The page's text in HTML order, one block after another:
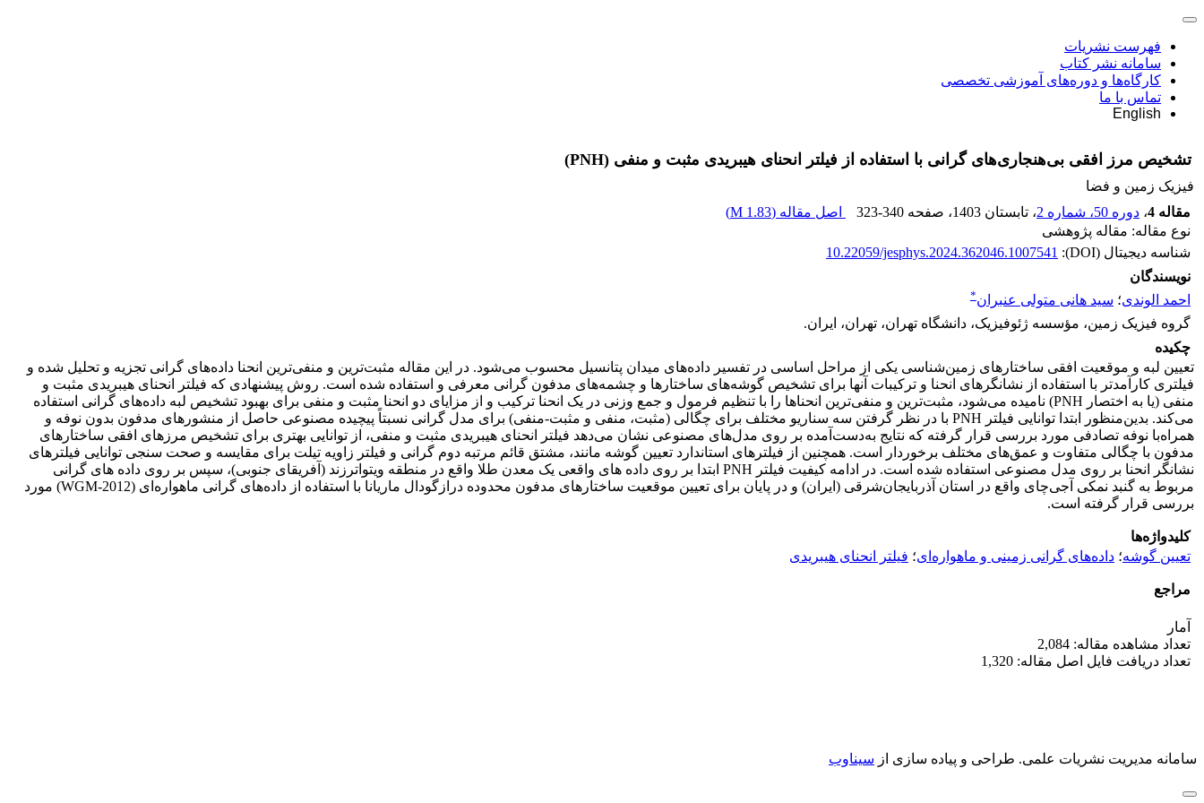
فهرست نشریات
سامانه نشر کتاب
کارگاه‌ها و دوره‌های آموزشی تخصصی
تماس با ما
English
تشخیص مرز افقی بی‌هنجاری‌ها‌ی گرانی با استفاده از فیلتر انحنای هیبریدی مثبت و منفی (PNH)
فیزیک زمین و فضا
مقاله 4
، دوره 50، شماره 2 ، تابستان 1403 ، صفحه 323-340 اصل مقاله (1.83 M
)
نوع مقاله: مقاله پژوهشی
شناسه دیجیتال (DOI):
10.22059/jesphys.2024.362046.1007541
نویسندگان
احمد الوندی؛ سید هانی متولی عنبران*
گروه فیزیک زمین، مؤسسه ژئوفیزیک، دانشگاه تهران، تهران، ایران.
چکیده
تعیین لبه و موقعیت افقی ساختارهای زمین‌شناسی یکی از مراحل اساسی در تفسیر داده‌های میدان پتانسیل محسوب می‌شود. در این مقاله مثبت‌ترین و منفی‌ترین انحنا داده‌های گرانی تجزیه و تحلیل شده و
فیلتری کارآمدتر با استفاده از نشانگرهای انحنا و ترکیبات آنها برای تشخیص گوشه‌های ساختارها و چشمه‌های مدفون گرانی معرفی و استفاده شده است. روش پیشنهادی که فیلتر انحنای هیبریدی مثبت و
منفی (یا به اختصار PNH) نامیده می‌شود، مثبت‌ترین و منفی‌ترین انحناها را با تنظیم فرمول و جمع وزنی در یک انحنا ترکیب و از مزایای دو انحنا مثبت و منفی برای بهبود تشخیص لبه داده‌های گرانی استفاده
می‌کند. بدین‌منظور ابتدا توانایی فیلتر PNH با در نظر گرفتن سه سناریو مختلف برای چگالی (مثبت، منفی و مثبت-منفی) برای مدل گرانی نسبتاً پیچیده مصنوعی حاصل از منشورهای مدفون بدون نوفه و
همراه‌با نوفه تصادفی مورد بررسی قرار گرفته که نتایج به‌دست‌آمده بر روی مدل‌های مصنوعی نشان می‌دهد فیلتر انحنای هیبریدی مثبت و منفی، از توانایی بهتری برای تشخیص مرزهای افقی ساختارهای
مدفون با چگالی متفاوت و عمق‌های مختلف برخوردار است. همچنین از فیلترهای استاندارد تعیین گوشه مانند، مشتق قائم مرتبه دوم گرانی و فیلتر زاویه تیلت برای مقایسه و صحت سنجی توانایی فیلترهای
نشانگر انحنا بر روی مدل مصنوعی استفاده شده است. در ادامه کیفیت فیلتر PNH ابتدا بر روی داده های واقعی یک معدن طلا واقع در منطقه ویتواترزند (آفریقای جنوبی)، سپس بر روی داده های گرانی
مربوط به گنبد نمکی آجی‌چای واقع در استان آذربایجان‌شرقی (ایران) و در پایان برای تعیین موقعیت ساختارهای مدفون محدوده درازگودال ماریانا با استفاده از داده‌های گرانی ماهواره‌ای (WGM-2012) مورد
بررسی قرار گرفته است.
کلیدواژه‌ها
تعیین گوشه؛ داده‌های گرانی زمینی و ماهواره‌ای؛ فیلتر انحنای هیبریدی
مراجع
آمار
تعداد مشاهده مقاله: 2,084
تعداد دریافت فایل اصل مقاله: 1,320
سامانه مدیریت نشریات علمی. طراحی و پیاده سازی از سیناوب